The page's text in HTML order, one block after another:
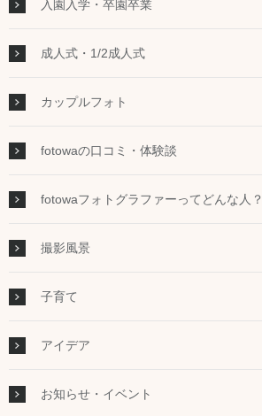
入園入学・卒園卒業
成人式・1/2成人式
カップルフォト
fotowaの口コミ・体験談
fotowaフォトグラファーってどんな人？
撮影風景
子育て
アイデア
お知らせ・イベント